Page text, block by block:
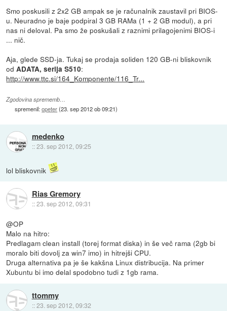
Smo poskusili z 2x2 GB ampak se je računalnik zaustavil pri BIOS-
u. Neuradno je baje podpiral 3 GB RAMa (1 + 2 GB modul), a pri
nas ni deloval. Pa smo že poskušali z raznimi prilagojenimi BIOS-i
... nič.
Aja, glede SSD-ja. Tukaj se prodaja soliden 120 GB-ni bliskovnik
odADATA, serija S510:
http://www.ttc.si/164_Komponente/116_Tr...
Zgodovina sprememb…
spremenil:opeter(23. sep 2012 ob 09:21)
medenko
::23. sep 2012, 09:25
lol bliskovnik
Rias Gremory
::23. sep 2012, 09:31
@OP
Malo na hitro:
Predlagam clean install (torej format diska) in še več rama (2gb bi
moralo biti dovolj za win7 imo) in hitrejši CPU.
Druga alternativa pa je še kakšna Linux distribucija. Na primer
Xubuntu bi imo delal spodobno tudi z 1gb rama.
ttommy
::23. sep 2012, 09:32